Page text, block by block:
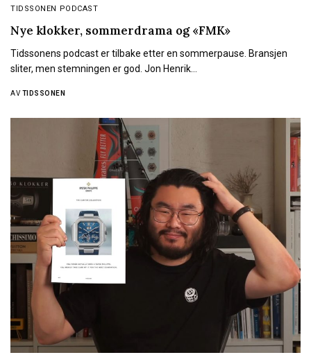
TIDSSONEN PODCAST
Nye klokker, sommerdrama og «FMK»
Tidssonens podcast er tilbake etter en sommerpause. Bransjen
sliter, men stemningen er god. Jon Henrik…
AV TIDSSONEN